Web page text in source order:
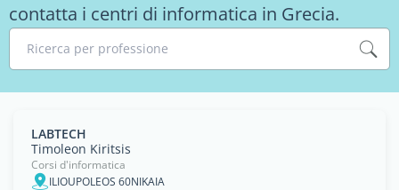
contatta i centri di informatica in Grecia.
Ricerca per professione
LABTECH
Timoleon Kiritsis
Corsi d'informatica
ILIOUPOLEOS 60NIKAIA